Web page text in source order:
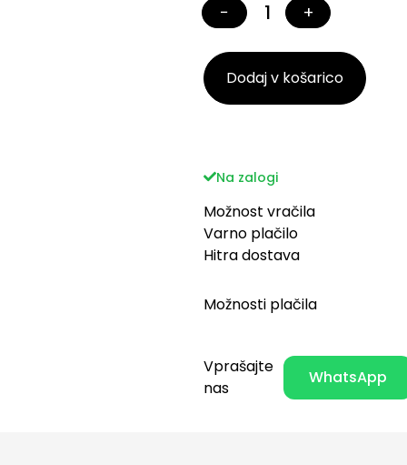
− +
Dodaj v košarico
Na zalogi
Možnost vračila
Varno plačilo
Hitra dostava
Možnosti plačila
Vprašajte
nas
WhatsApp